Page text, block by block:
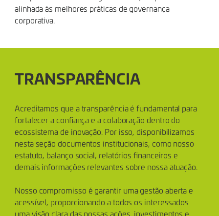
alinhada às melhores práticas de governança
corporativa.
TRANSPARÊNCIA
Acreditamos que a transparência é fundamental para
fortalecer a confiança e a colaboração dentro do
ecossistema de inovação. Por isso, disponibilizamos
nesta seção documentos institucionais, como nosso
estatuto, balanço social, relatórios financeiros e
demais informações relevantes sobre nossa atuação.
Nosso compromisso é garantir uma gestão aberta e
acessível, proporcionando a todos os interessados
uma visão clara das nossas ações, investimentos e